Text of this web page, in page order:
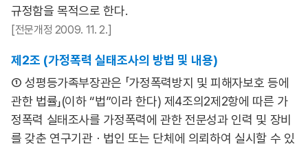
규정함을 목적으로 한다.
[전문개정 2009. 11. 2.]
제2조 (가정폭력 실태조사의 방법 및 내용)
① 성평등가족부장관은 「가정폭력방지 및 피해자보호 등에
관한 법률」(이하 “법”이라 한다) 제4조의2제2항에 따른 가
정폭력 실태조사를 가정폭력에 관한 전문성과 인력 및 장비
를 갖춘 연구기관ㆍ법인 또는 단체에 의뢰하여 실시할 수 있